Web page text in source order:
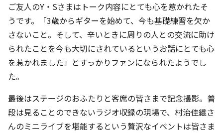
ご友人のY・Sさまはトーク内容にとても心を惹かれたそ
うです。「3歳からギターを始めて、今も基礎練習を欠か
さないこと。そして、辛いときに周りの人との交流に助け
られたことを今も大切にされているというお話にとても心
を惹かれました」とすっかりファンになられたようでし
た。
最後はステージのおふたりと客席の皆さまで記念撮影。普
段は見ることのできないラジオ収録の現場で、村治佳織さ
んのミニライブを堪能するという贅沢なイベントは皆さま